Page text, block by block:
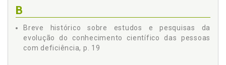
B
Breve histórico sobre estudos e pesquisas da
evolução do conhecimento científico das pessoas
com deficiência, p. 19